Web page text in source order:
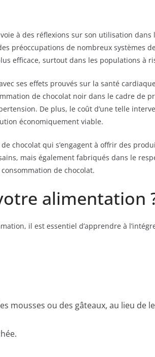
à des réflexions sur son utilisation dans
préoccupations de nombreux systèmes
efficace, surtout dans les populations à
ses effets prouvés sur la santé
de chocolat noir dans le cadre de
De plus, le coût d’une telle
économiquement viable.
chocolat qui s’engagent à offrir des
mais également fabriqués dans le
de chocolat.
alimentation
il est essentiel d’apprendre à
mousses ou des gâteaux, au lieu de